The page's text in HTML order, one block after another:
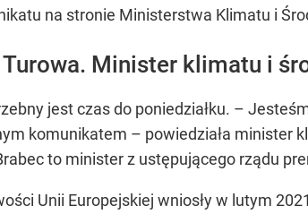
na stronie Ministerstwa Klimatu i
Minister klimatu i
jest czas do poniedziałku. –
komunikatem – powiedziała minister
to minister z ustępującego rządu
Unii Europejskiej wniosły w lutym